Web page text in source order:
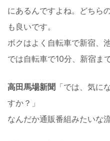
にあるんですよね。どちら
も良いです。
ボクはよく自転車で新宿、
では自転車で10分、新宿ま
高田馬場新聞 「では、気に
すか？」
なんだか通販番組みたいな